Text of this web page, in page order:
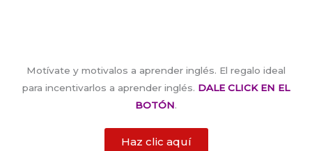
Motívate y motivalos a aprender inglés. El regalo ideal
para incentivarlos a aprender inglés. DALE CLICK EN EL
BOTÓN.
Haz clic aquí